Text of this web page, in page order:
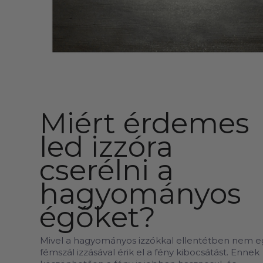
Miért érdemes
led izzóra
cserélni a
hagyományos
égőket?
Mivel a hagyományos izzókkal ellentétben nem
fémszál izzásával érik el a fény kibocsátást. Ennek